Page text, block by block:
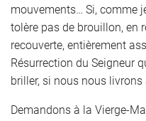
mouvements… Si, comme
tolère pas de brouillon, en
recouverte, entièrement
Résurrection du Seigneur
briller, si nous nous livrons
Demandons à la Vierge-